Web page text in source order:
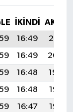
İKINDI
16:49
20:01
16:49
20:00
16:48
19:59
16:48
19:57
16:47
19:56